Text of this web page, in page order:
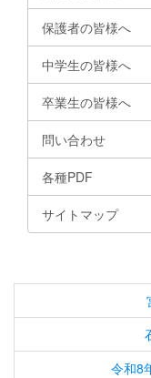
保護者の皆様へ
中学生の皆様へ
卒業生の皆様へ
問い合わせ
各種PDF
サイトマップ
令和8